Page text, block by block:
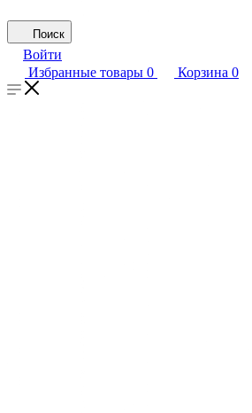
Поиск
Войти
Избранные товары 0 Корзина 0